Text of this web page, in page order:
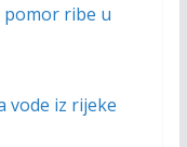
pomor ribe u
vode iz rijeke